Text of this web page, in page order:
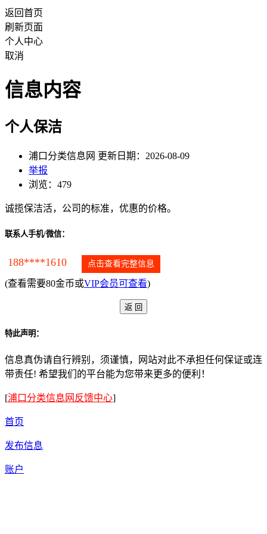
返回首页
刷新页面
个人中心
取消
信息内容
个人保洁
浦口分类信息网 更新日期：2026-08-09
举报
浏览：479
诚揽保洁活，公司的标准，优惠的价格。
联系人手机/微信：
188****1610 点击查看完整信息
(查看需要80金币或VIP会员可查看)
特此声明：
信息真伪请自行辨别，须谨慎，网站对此不承担任何保证或连
带责任! 希望我们的平台能为您带来更多的便利！
[浦口分类信息网反馈中心]
首页
发布信息
账户